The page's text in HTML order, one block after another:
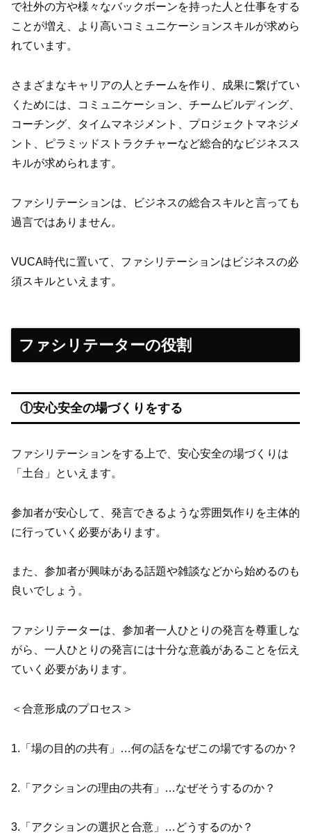
で社外の方や様々なバックボーンを持った人と仕事をする
ことが増え、より高いコミュニケーションスキルが求めら
れています。
さまざまなキャリアの人とチームを作り、成果に繋げてい
くためには、コミュニケーション、チームビルディング、
コーチング、タイムマネジメント、プロジェクトマネジメ
ント、ピラミッドストラクチャーなど総合的なビジネスス
キルが求められます。
ファシリテーションは、ビジネスの総合スキルと言っても
過言ではありません。
VUCA時代に置いて、ファシリテーションはビジネスの必
須スキルといえます。
ファシリテーターの役割
①安心安全の場づくりをする
ファシリテーションをする上で、安心安全の場づくりは
「土台」といえます。
参加者が安心して、発言できるような雰囲気作りを主体的
に行っていく必要があります。
また、参加者が興味がある話題や雑談などから始めるのも
良いでしょう。
ファシリテーターは、参加者一人ひとりの発言を尊重しな
がら、一人ひとりの発言には十分な意義があることを伝え
ていく必要があります。
＜合意形成のプロセス＞
1.「場の目的の共有」…何の話をなぜこの場でするのか？
2.「アクションの理由の共有」…なぜそうするのか？
3.「アクションの選択と合意」…どうするのか？